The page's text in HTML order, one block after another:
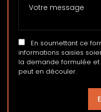
En soumettant ce
informations saisies
la demande formulée
peut en découler.